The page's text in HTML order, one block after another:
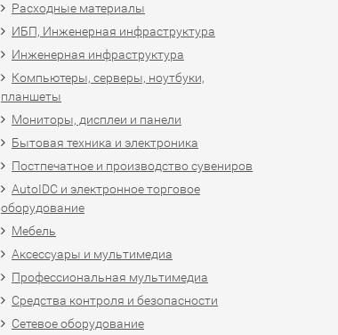
Расходные материалы
ИБП, Инженерная инфраструктура
Инженерная инфраструктура
Компьютеры, серверы, ноутбуки,
планшеты
Мониторы, дисплеи и панели
Бытовая техника и электроника
Постпечатное и производство сувениров
AutoIDC и электронное торговое
оборудование
Мебель
Аксессуары и мультимедиа
Профессиональная мультимедиа
Средства контроля и безопасности
Сетевое оборудование